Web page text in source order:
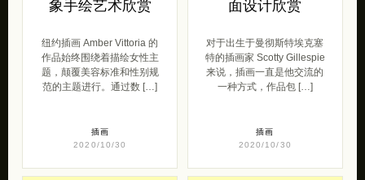
象手绘艺术欣赏
纽约插画 Amber Vittoria 的
作品始终围绕着描绘女性主
题，颠覆美容标准和性别规
范的主题进行。通过数 […]
插画
2020/10/30
面设计欣赏
对于出生于曼彻斯特埃克塞
特的插画家 Scotty Gillespie
来说，插画一直是他交流的
一种方式，作品包 […]
插画
2020/10/30